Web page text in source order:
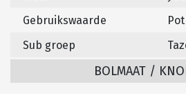
Gebruikswaarde
Pot
Sub groep
BOLMAAT /